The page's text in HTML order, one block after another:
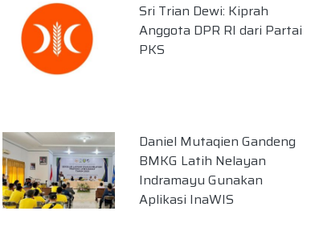
Sri Trian Dewi: Kiprah
Anggota DPR RI dari Partai
PKS
Daniel Mutaqien Gandeng
BMKG Latih Nelayan
Indramayu Gunakan
Aplikasi InaWIS